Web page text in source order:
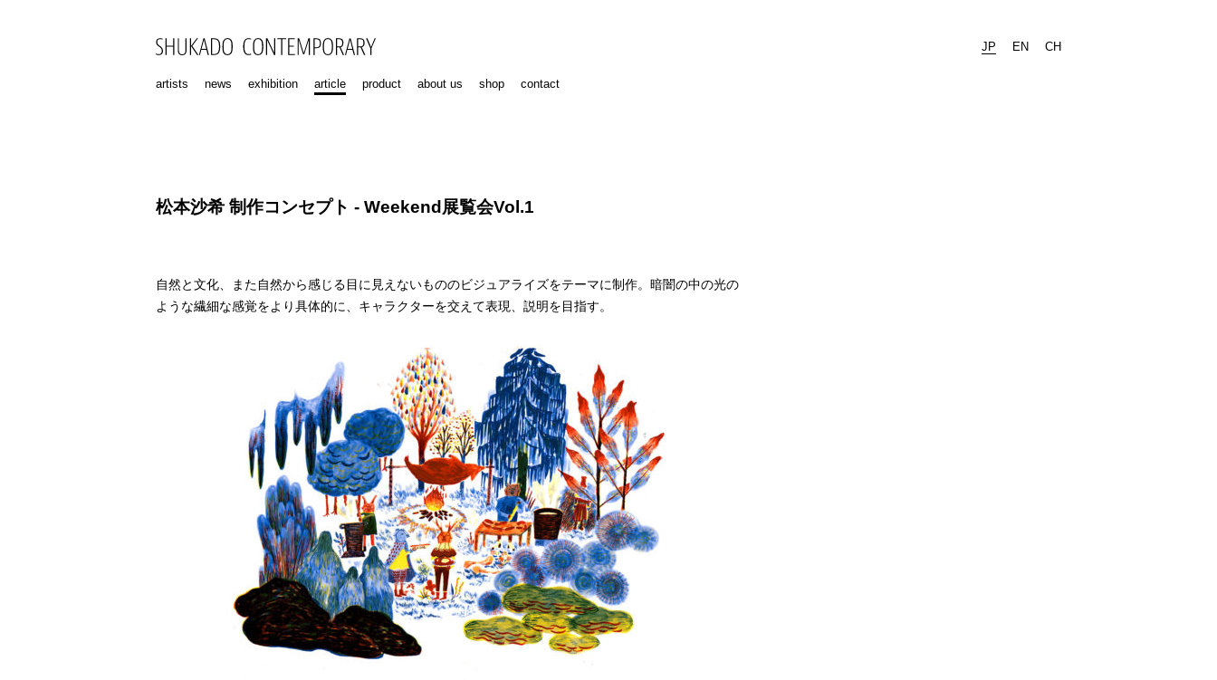
artists news exhibition article product about us shop contact
JP EN CH
松本沙希 制作コンセプト - Weekend展覧会Vol.1
自然と文化、また自然から感じる目に見えないもののビジュアライズをテーマに制作。暗闇の中の光の
ような繊細な感覚をより具体的に、キャラクターを交えて表現、説明を目指す。